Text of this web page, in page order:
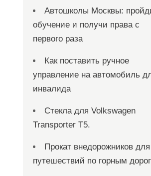
Автошколы Москвы:
обучение и получи права с
первого раза
Как поставить ручное
управление на автомобиль
инвалида
Стекла для Volkswagen
Transporter T5.
Прокат внедорожников для
путешествий по горным